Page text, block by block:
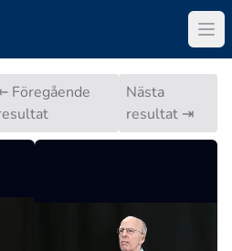
Föregående
Nästa
resultat ⇥